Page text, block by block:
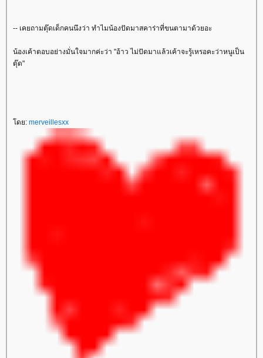
-- เคยถามตุ๊ดเด็กคนนึงว่า ทำไมน้องปัดมาสคาร่าที่ขนตามาด้วยอะ
น้องเค้าตอบอย่างมั่นใจมากค่ะว่า "อ้าว ไม่ปัดมาแล้วเค้าจะรู้เหรอคะว่าหนูเป็น
ตุ๊ด"
ดย: merveillesxx